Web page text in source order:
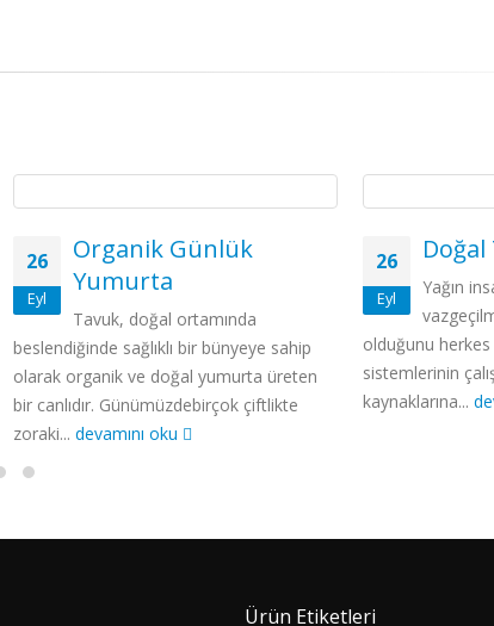
26
Eyl
Organik Günlük
Yumurta
Tavuk, doğal ortamında
beslendiğinde sağlıklı bir bünyeye sahip
olarak organik ve doğal yumurta üreten
bir canlıdır. Günümüzdebirçok çiftlikte
zoraki... devamını oku
26
Eyl
Doğal
Yağın
olduğunu
sistemlerinin
kaynaklarına...
Ürün Etiketleri